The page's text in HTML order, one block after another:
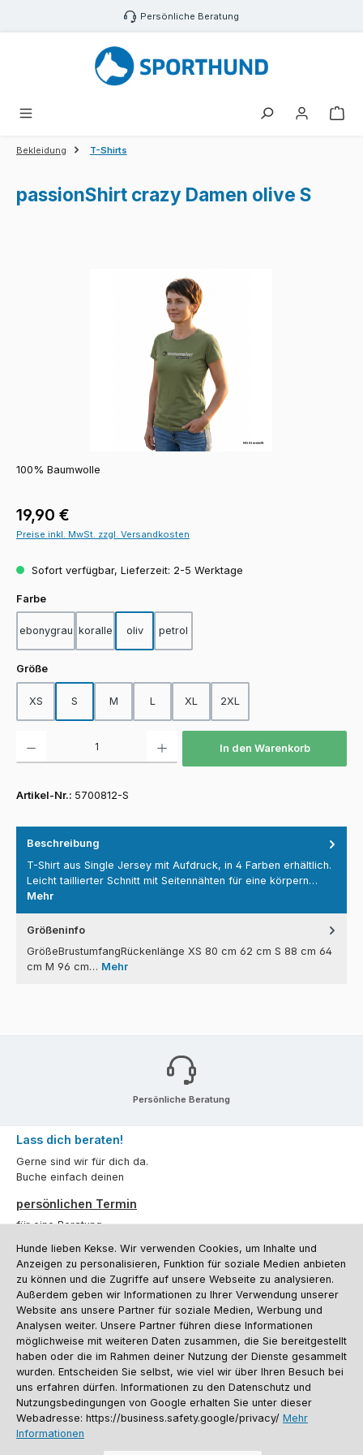
Zum Hauptinhalt springen Persönliche Beratung
Bekleidung T-Shirts
passionShirt crazy Damen olive S
100% Baumwolle
Regulärer Preis:
19,90 €
Preise inkl. MwSt. zzgl. Versandkosten
Sofort verfügbar, Lieferzeit: 2-5 Werktage
Farbeauswählen
ebonygrau koralle oliv petrol
Größeauswählen
XS S M L XL 2XL
In den Warenkorb
Artikel-Nr.: 5700812-S
Beschreibung
T-Shirt aus Single Jersey mit Aufdruck, in 4 Farben erhältlich.
Leicht taillierter Schnitt mit Seitennähten für eine körpern…
Mehr
Größeninfo
GrößeBrustumfangRückenlänge XS 80 cm 62 cm S 88 cm 64
cm M 96 cm… Mehr
Persönliche Beratung
Lass dich beraten!
Gerne sind wir für dich da.
Buche einfach deinen
persönlichen Termin
für eine Beratung.
Oder über unserKontaktformular.
Vertrag widerrufen
Kundenservice
Informationen
Social Media und Kontakt
Versandinformationen
Batterieentsorgung
Warenrücksendung Sporthund Katalog
Hunde lieben Kekse. Wir verwenden Cookies, um Inhalte und
Anzeigen zu personalisieren, Funktion für soziale Medien anbieten
zu können und die Zugriffe auf unsere Webseite zu analysieren.
Außerdem geben wir Informationen zu Ihrer Verwendung unserer
Website ans unsere Partner für soziale Medien, Werbung und
Analysen weiter. Unsere Partner führen diese Informationen
möglichweise mit weiteren Daten zusammen, die Sie bereitgestellt
haben oder die im Rahmen deiner Nutzung der Dienste gesammelt
wurden. Entscheiden Sie selbst, wie viel wir über Ihren Besuch bei
uns erfahren dürfen. Informationen zu den Datenschutz und
Nutzungsbedingungen von Google erhalten Sie unter dieser
Webadresse: https://business.safety.google/privacy/ Mehr
Informationen